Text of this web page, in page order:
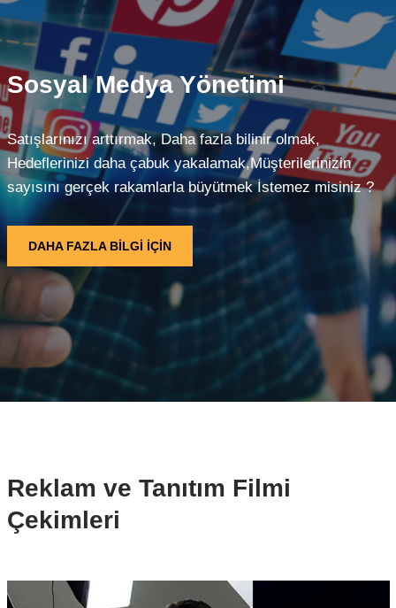
Sosyal Medya Yönetimi
Satışlarınızı arttırmak, Daha fazla bilinir olmak,
Hedeflerinizi daha çabuk yakalamak,Müşterilerinizin
sayısını gerçek rakamlarla büyütmek İstemez misiniz ?
DAHA FAZLA BİLGİ İÇİN
Reklam ve Tanıtım Filmi
Çekimleri